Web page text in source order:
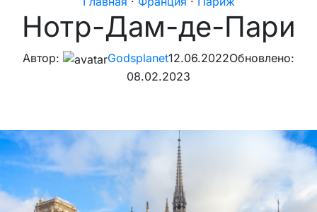
Нотр-Дам-де-Пари
Автор: Godsplanet12.06.2022Обновлено:
08.02.2023